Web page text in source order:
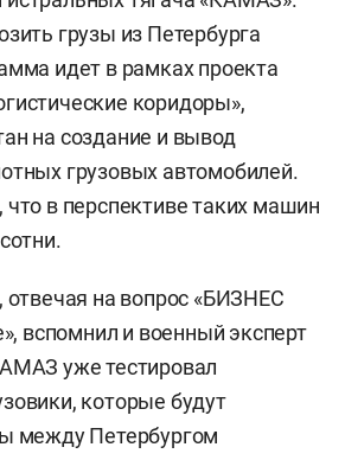
грузы из Петербурга
идет в рамках проекта
коридоры»,
на создание и вывод
грузовых автомобилей.
что в перспективе таких машин
отвечая на вопрос «БИЗНЕС
вспомнил и военный эксперт
уже тестировал
которые будут
между Петербургом